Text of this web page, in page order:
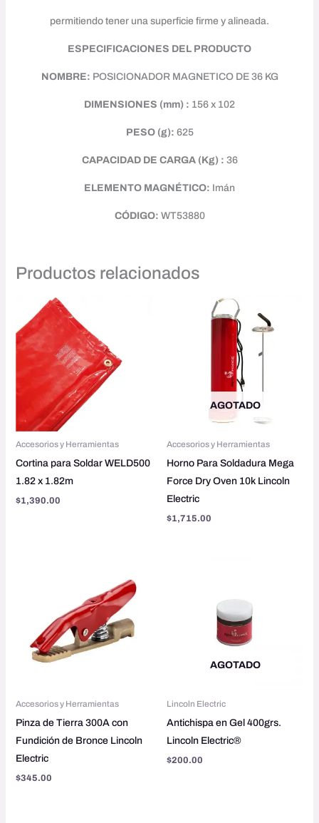
permitiendo tener una superficie firme y alineada.
ESPECIFICACIONES DEL PRODUCTO
NOMBRE: POSICIONADOR MAGNETICO DE 36 KG
DIMENSIONES (mm) : 156 x 102
PESO (g): 625
CAPACIDAD DE CARGA (Kg) : 36
ELEMENTO MAGNÉTICO: Imán
CÓDIGO: WT53880
Productos relacionados
Accesorios y Herramientas
Cortina para Soldar WELD500
1.82 x 1.82m
$1,390.00
AGOTADO
Accesorios y Herramientas
Horno Para Soldadura Mega
Force Dry Oven 10k Lincoln
Electric
$1,715.00
Accesorios y Herramientas
Pinza de Tierra 300A con
Fundición de Bronce Lincoln
Electric
$345.00
AGOTADO
Lincoln Electric
Antichispa en Gel 400grs.
Lincoln Electric®
$200.00